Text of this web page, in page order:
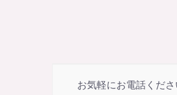
お気軽にお電話くださ